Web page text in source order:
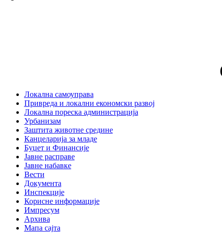
Локална самоуправа
Привреда и локални економски развој
Локална пореска администрација
Урбанизам
Заштита животне средине
Канцеларија за младе
Буџет и Финансије
Јавне расправе
Јавне набавке
Вести
Документа
Инспекције
Корисне информације
Импресум
Архива
Мапа сајта